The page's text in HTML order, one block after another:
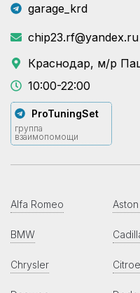
garage_krd
chip23.rf@yandex.ru
Краснодар, м/р
10:00-22:00
ProTuningSet
группа
взаимопомощи
Alfa Romeo
BMW
Chrysler